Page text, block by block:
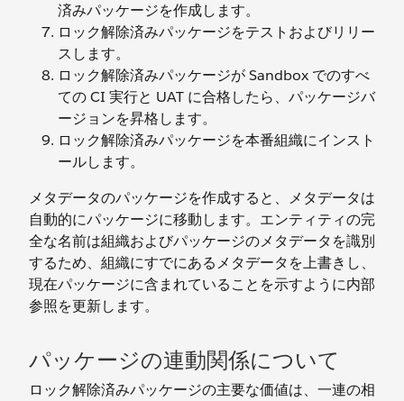
済みパッケージを作成します。
ロック解除済みパッケージをテストおよびリリー
スします。
ロック解除済みパッケージが Sandbox でのすべ
ての CI 実行と UAT に合格したら、パッケージバ
ージョンを昇格します。
ロック解除済みパッケージを本番組織にインスト
ールします。
メタデータのパッケージを作成すると、メタデータは
自動的にパッケージに移動します。エンティティの完
全な名前は組織およびパッケージのメタデータを識別
するため、組織にすでにあるメタデータを上書きし、
現在パッケージに含まれていることを示すように内部
参照を更新します。
パッケージの連動関係について
ロック解除済みパッケージの主要な価値は、一連の相